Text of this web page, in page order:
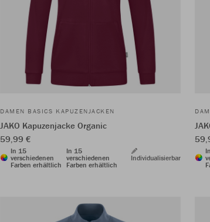
DAMEN BASICS KAPUZENJACKEN
JAKO Kapuzenjacke Organic
59,99 €
In 15
verschiedenen
Farben erhältlich
In 15
verschiedenen
Farben erhältlich
Individualisierbar